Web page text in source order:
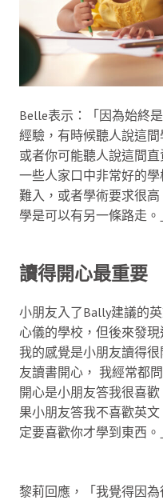
Belle表示：「因為始終
經驗，有時候聽人說這
或者你可能聽人說這間
一些人家口中非常好的
難入，或者學術要求很
學是可以有另一條路走。
讀得開心最重要
小朋友入了Bally建議的
心儀的學校，但後來發
我的感覺是小朋友讀得
友讀書開心， 我經常都
開心是小朋友答我很喜
果小朋友答我不喜歡英
定要喜歡你才學到東西。
黎莉回應，「我覺得因